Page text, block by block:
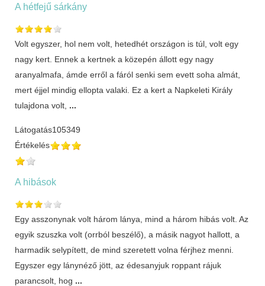
A hétfejű sárkány
Volt egyszer, hol nem volt, hetedhét országon is túl, volt egy
nagy kert. Ennek a kertnek a közepén állott egy nagy
aranyalmafa, ámde erről a fáról senki sem evett soha almát,
mert éjjel mindig ellopta valaki. Ez a kert a Napkeleti Király
tulajdona volt, ...
Látogatás105349
Értékelés
A hibások
Egy asszonynak volt három lánya, mind a három hibás volt. Az
egyik szuszka volt (orrból beszélő), a másik nagyot hallott, a
harmadik selypített, de mind szeretett volna férjhez menni.
Egyszer egy lánynéző jött, az édesanyjuk roppant rájuk
parancsolt, hog ...